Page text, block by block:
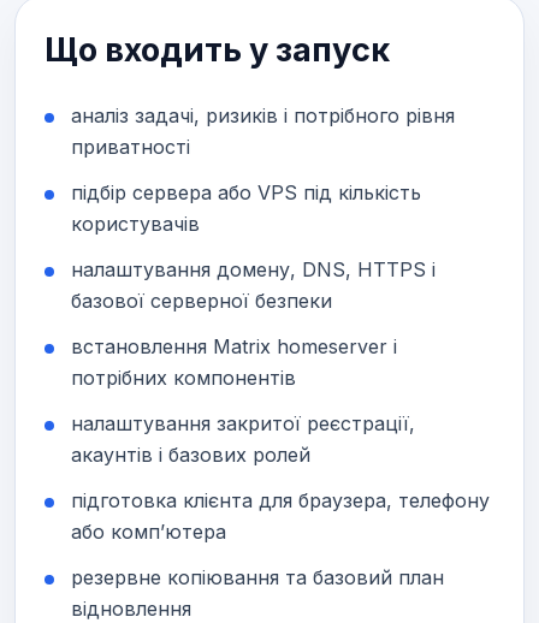
Що входить у запуск
аналіз задачі, ризиків і потрібного рівня
приватності
підбір сервера або VPS під кількість
користувачів
налаштування домену, DNS, HTTPS і
базової серверної безпеки
встановлення Matrix homeserver і
потрібних компонентів
налаштування закритої реєстрації,
акаунтів і базових ролей
підготовка клієнта для браузера, телефону
або комп’ютера
резервне копіювання та базовий план
відновлення